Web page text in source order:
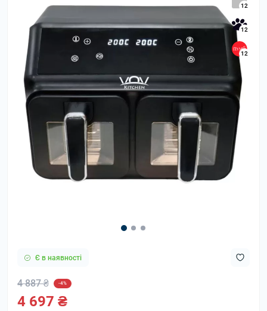
12
12
12
Є в наявності
4 887 ₴ -4%
4 697 ₴